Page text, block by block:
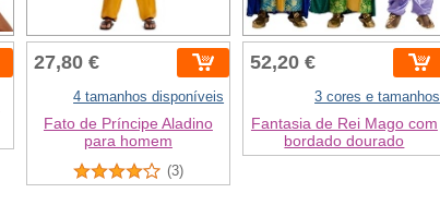
27,80 €
4 tamanhos disponíveis
Fato de Príncipe Aladino
para homem
(3)
52,20 €
3 cores e tamanhos
Fantasia de Rei Mago com
bordado dourado